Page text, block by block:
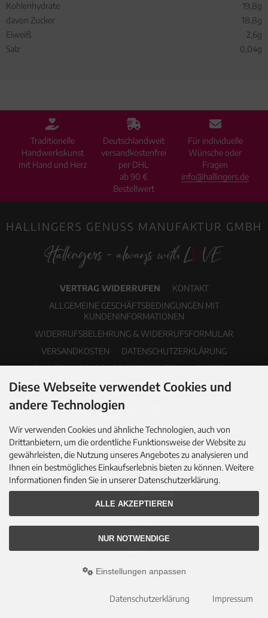
Kohlenhydrate
19,8g
davon Zucker
18,8g
Eiweiß
2,6g
Salz
0,04g
Traditionelle
Handwerkskunst
mit Hand und Herz
Deutschlandweit
versandkostenfrei
per DHL
ab 90 €
Bestellwert
Für individuelle
Wünsche oder
Fragen
info@hallingers.de
HALLINGERS GENUSS MANUFAKTUR GMBH
VERTRAG WIDERRUFEN
KONTAKT
ALLGEMEINE GESCHÄFTSBEDINGUNGEN MIT
KUNDENINFORMATIONEN
WIDERRUFSBELEHRUNG & WIDERRUFSFORMULAR
VERSANDKOSTEN
DATENSCHUTZERKLÄRUNG
ERKLÄRUNG ZUR BARRIEREFREIHEIT
IMPRESSUM
COOKIE EINSTELLUNGEN
PDF-KATALOG NEWSLETTER
© 2026 Hallingers Genuss Manufaktur GmbH • All rights reserved
Rehm Webdesign
Diese Webseite verwendet Cookies und
andere Technologien
Wir verwenden Cookies und ähnliche Technologien, auch von
Drittanbietern, um die ordentliche Funktionsweise der Website zu
gewährleisten, die Nutzung unseres Angebotes zu analysieren und
Ihnen ein bestmögliches Einkaufserlebnis bieten zu können. Weitere
Informationen finden Sie in unserer Datenschutzerklärung.
ALLE AKZEPTIEREN
NUR NOTWENDIGE
Einstellungen anpassen
Datenschutzerklärung Impressum